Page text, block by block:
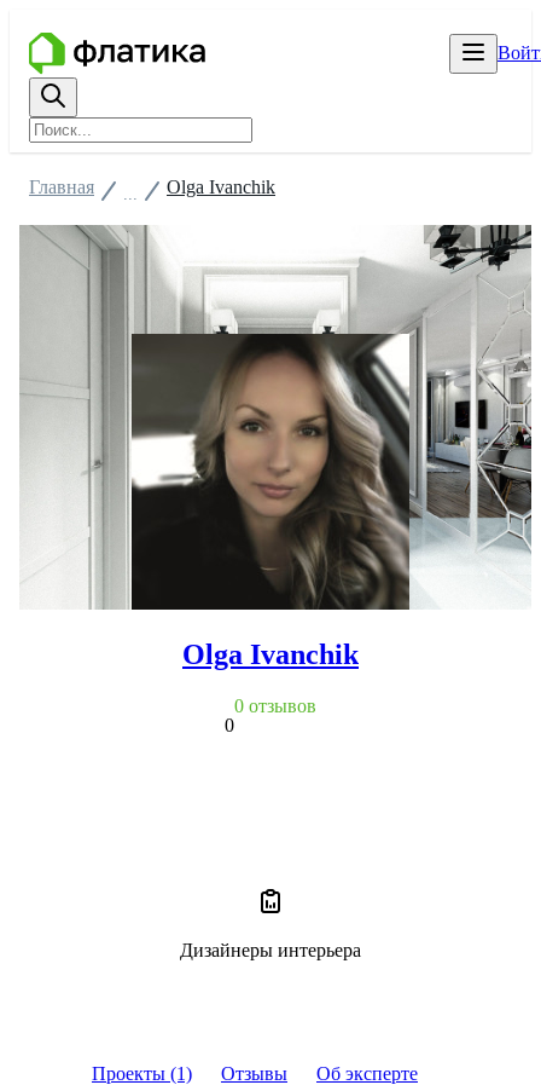
Проекты (1) Отзывы Об эксперте
Главная Olga Ivanchik
Olga Ivanchik
0
0 отзывов
Дизайнеры интерьера